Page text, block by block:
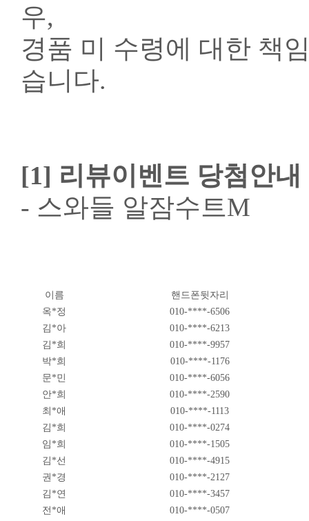
우,
경품 미 수령에 대한 책
습니다.
[1] 리뷰이벤트 당첨안내
- 스와들 알잠수트M​​
이름
핸드폰뒷자리​
옥*정
010-****-6506
김*아
010-****-6213
김*희
010-****-9957
박*희
010-****-1176
문*민
010-****-6056
안*희
010-****-2590
최*애
010-****-1113
김*희
010-****-0274
임*희
010-****-1505
김*선
010-****-4915
권*경
010-****-2127
김*연
010-****-3457
전*애
010-****-0507